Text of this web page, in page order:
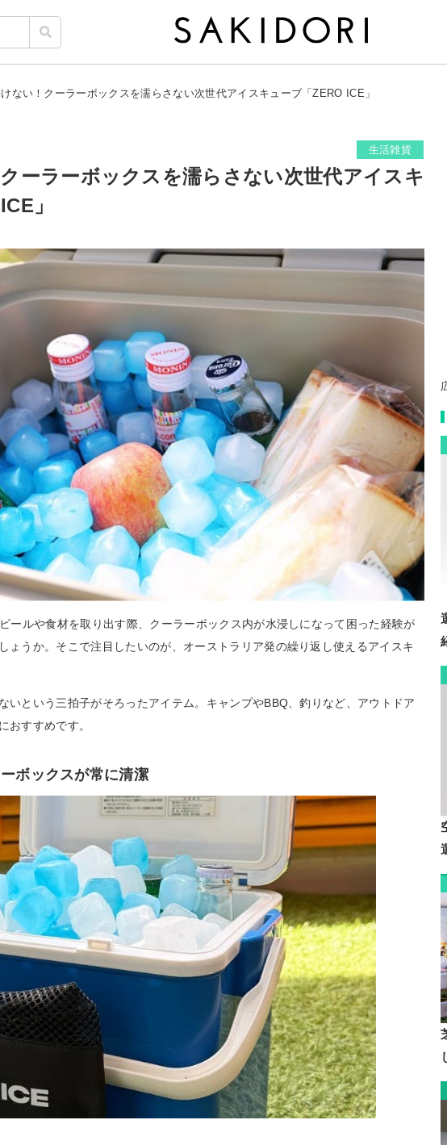
ない！クーラーボックスを濡らさない次世代アイスキューブ「ZERO ICE」
生活雑貨
ーラーボックスを濡らさない次世代アイスキ
」
ールや食材を取り出す際、クーラーボックス内が水浸しになって困った経験が
ょうか。そこで注目したいのが、オーストラリア発の繰り返し使えるアイスキ
いという三拍子がそろったアイテム。キャンプやBBQ、釣りなど、アウトドア
おすすめです。
ボックスが常に清潔